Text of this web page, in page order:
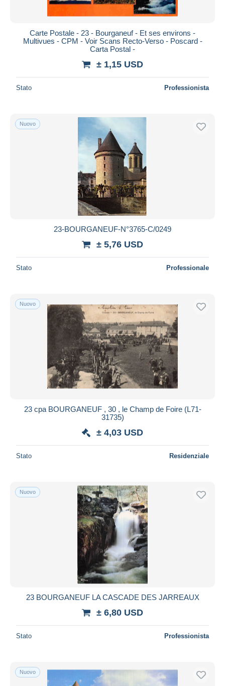
Carte Postale - 23 - Bourganeuf - Et ses environs -
Multivues - CPM - Voir Scans Recto-Verso - Poscard -
Carta Postal -
± 1,15 USD
Stato Professionista
Nuovo
23-BOURGANEUF-N°3765-C/0249
± 5,76 USD
Stato Professionale
Nuovo
23 cpa BOURGANEUF , 30 , le Champ de Foire (L71-
31735)
± 4,03 USD
Stato Residenziale
Nuovo
23 BOURGANEUF LA CASCADE DES JARREAUX
± 6,80 USD
Stato Professionista
Nuovo